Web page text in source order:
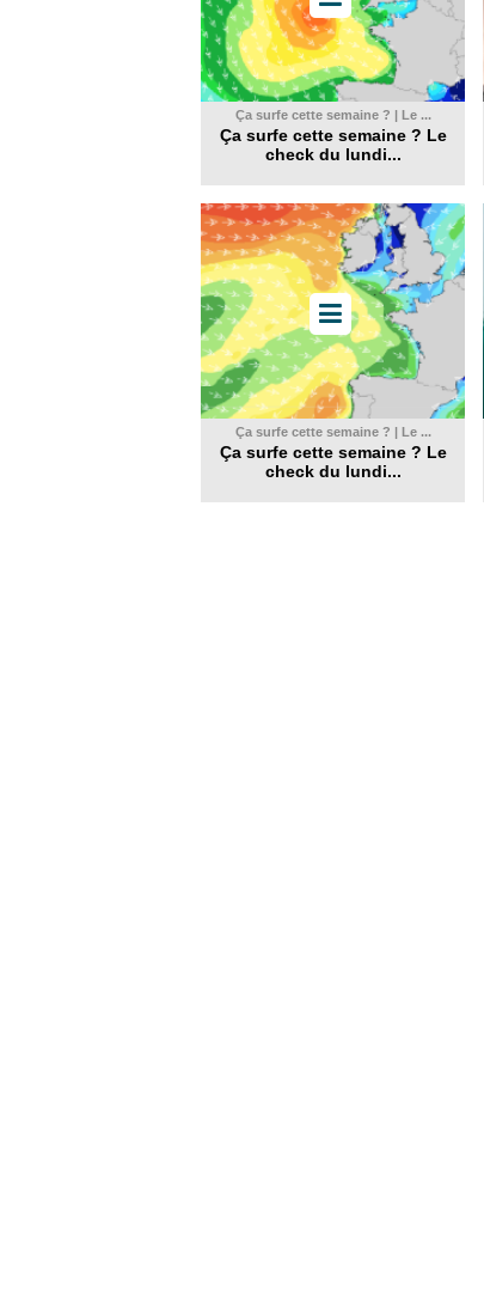
Ça surfe cette semaine ? | Le ...
Ça surfe cette semaine ? Le
check du lundi...
Ça surfe cette semaine ? | Le ...
Ça surfe cette semaine ? Le
check du lundi...